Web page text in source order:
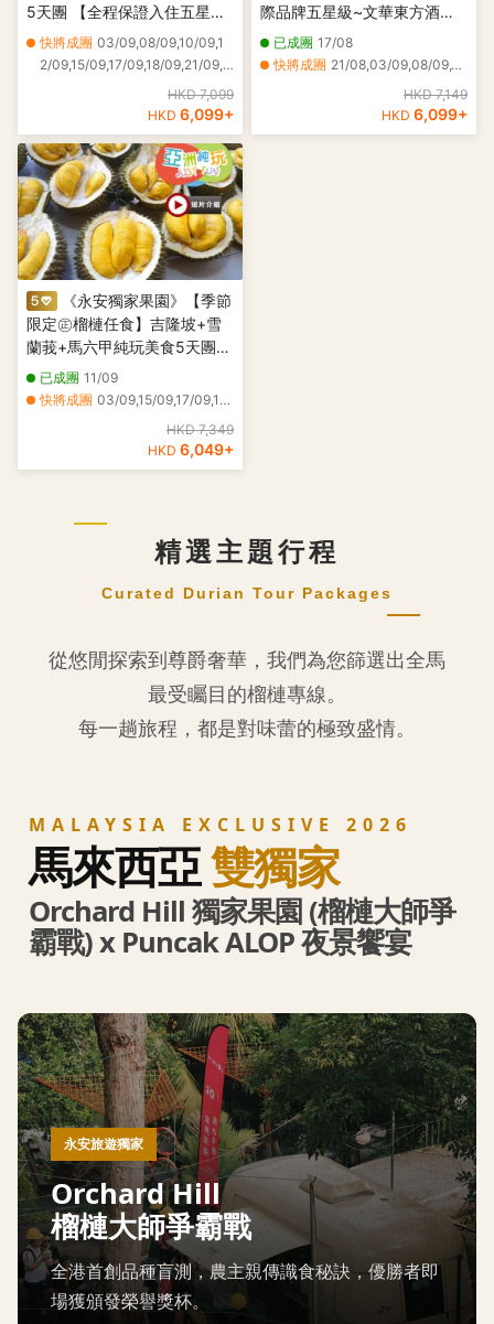
5天團 【全程保證入住五星級
酒店~ JW Marriott Hotel +
【永安尊享】 Birkin
快將成團 03/09,08/09,10/09,1
2/09,15/09,17/09,18/09,21/09,2
2/09,24/09,25/09,28/09HKD 7,099
HKD 6,099+
際品牌五星級~文華東方酒店
Mandarin Oriental 》+馬六甲
Courtyard by Marriott
已成團 17/08
快將成團 21/08,03/09,08/09,10/09,12/09,15/09,17/09,18/09,21/09,22/09
HKD 7,149
HKD 6,099+
《永安獨家果園》【季節
限定㊣榴槤任食】吉隆坡+雪
蘭莪+馬六甲純玩美食5天團
《連續2晚入住》2025年全新
開幕國際品牌Marriott
已成團 11/09
快將成團 03/09,15/09,17/09,18/09,21/09
HKD 7,349
HKD 6,049+
精選主題行程
Curated Durian Tour Packages
從悠閒探索到尊爵奢華，我們為您篩選出全馬
最受矚目的榴槤專線。
每一趟旅程，都是對味蕾的極致盛情。
MALAYSIA EXCLUSIVE 2026
馬來西亞雙獨家
Orchard Hill 獨家果園 (榴槤大師爭
霸戰) x Puncak ALOP 夜景饗宴
永安旅遊獨家
Orchard Hill
榴槤大師爭霸戰
全港首創品種盲測，農主親傳識食秘訣，優勝者即
場獲頒發榮譽獎杯。